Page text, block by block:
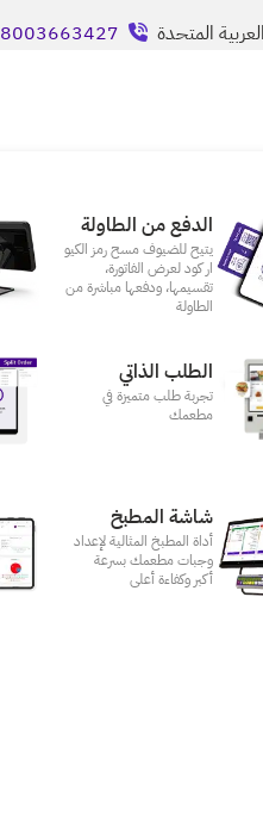
المتحدة 8003663427
الدفع من الطاولة
يتيح للضيوف مسح رمز الكيو
ار كود لعرض الفاتورة،
تقسيمها، ودفعها مباشرة من
الطاولة
الطلب الذاتي
تجربة طلب متميزة في
مطعمك‎
شاشة المطبخ
أداة المطبخ المثالية لإعداد
وجبات مطعمك بسرعة
أكبر وكفاءة أعلى